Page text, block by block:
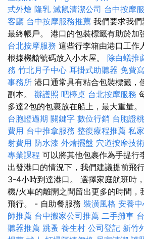
式外燴 隆乳 滅鼠清潔公司 台中按摩
客廳 台中按摩服務推薦 我們要求我
最終帳戶。 港口的包裝標籤有助於加
台北按摩服務 這些行李箱由港口工作
根據機艙號碼放入小木屋。 除白蟻推
務 竹北月子中心 耳掛式助聽器 免費
事務所 港口通常具有粘合包裝標籤，
副本。 辦護照 吧檯桌 台北按摩服務
多達2包的包裹放在船上，最大重量。
台胞證過期 關鍵字 數位行銷 台胞證
費用 台中推拿服務 整復療程推薦 私
射費用 防水漆 外燴擺盤 穴道按摩技
專業課程 可以將其他包裹作為手提行
出發港口的情況下，我們建議提前飛
3-4小時到達港口。 選擇家庭航班時
機/火車的離開之間留出更多的時間，
飛行。 - 自助餐服務 裝潢風格 安養
師推薦 台中搬家公司推薦 二手攤車
聽器推薦 跳蚤 養生村 公司登記 新竹